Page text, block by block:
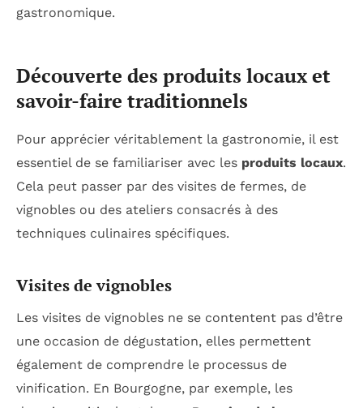
gastronomique.
Découverte des produits locaux et
savoir-faire traditionnels
Pour apprécier véritablement la gastronomie, il est
essentiel de se familiariser avec les produits locaux.
Cela peut passer par des visites de fermes, de
vignobles ou des ateliers consacrés à des
techniques culinaires spécifiques.
Visites de vignobles
Les visites de vignobles ne se contentent pas d’être
une occasion de dégustation, elles permettent
également de comprendre le processus de
vinification. En Bourgogne, par exemple, les